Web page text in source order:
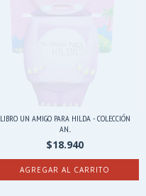
LIBRO UN AMIGO PARA HILDA - COLECCIÓN
AN...
$18.940